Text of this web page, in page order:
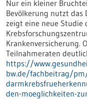
Nur ein kleiner
Bevölkerung nutzt das
zeigt eine neue Studie
Krankenversicherung.
Teilnahmeraten
https://
bw.de/fachbeitrag/
den-moeglichkeiten-